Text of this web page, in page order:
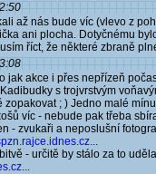
až nás bude víc (vlevo z
ani plocha. Dotyčnému
říct, že některé zbraně
jak akce i přes nepřízeň
s trojvrstvým
zopakovat ; ) Jedno malé
víc - nebude pak třeba
- zvukaři a neposlušní
- určitě by stálo za to